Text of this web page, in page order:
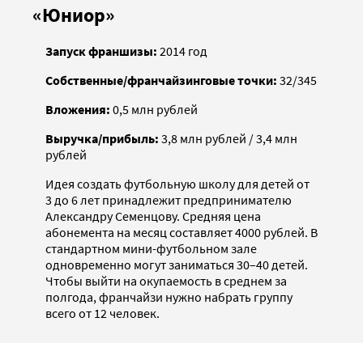
«Юниор»
Запуск франшизы: 2014 год
Собственные/франчайзинговые точки: 32/345
Вложения: 0,5 млн рублей
Выручка/прибыль: 3,8 млн рублей / 3,4 млн
рублей
Идея создать футбольную школу для детей от
3 до 6 лет принадлежит предпринимателю
Александру Семенцову. Средняя цена
абонемента на месяц составляет 4000 рублей. В
стандартном мини-футбольном зале
одновременно могут заниматься 30–40 детей.
Чтобы выйти на окупаемость в среднем за
полгода, франчайзи нужно набрать группу
всего от 12 человек.